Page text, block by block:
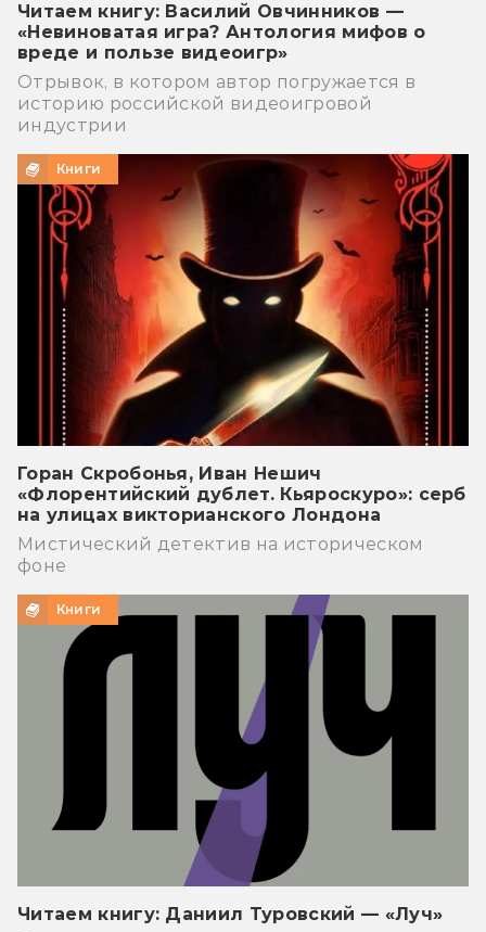
Читаем книгу: Василий Овчинников —
«Невиноватая игра? Антология мифов о
вреде и пользе видеоигр»
Отрывок, в котором автор погружается в
историю российской видеоигровой
индустрии
Книги
Горан Скробонья, Иван Нешич
«Флорентийский дублет. Кьяроскуро»: серб
на улицах викторианского Лондона
Мистический детектив на историческом
фоне
Книги
Читаем книгу: Даниил Туровский — «Луч»